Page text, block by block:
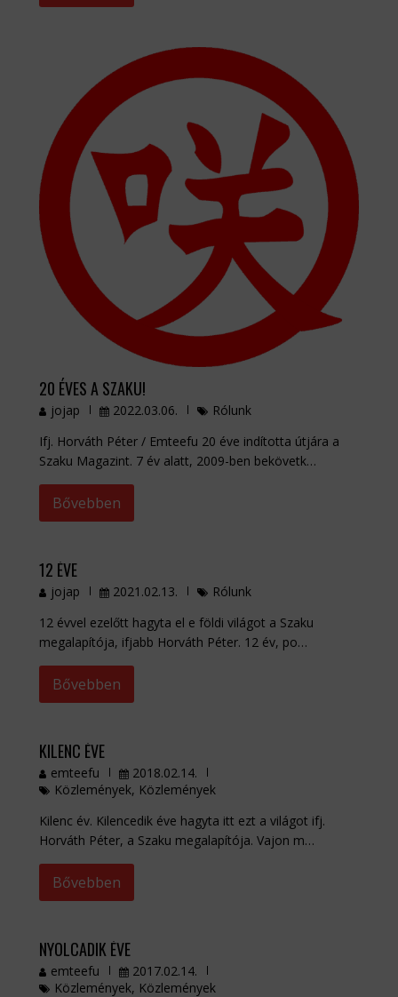
20 ÉVES A SZAKU!
jojap 2022.03.06.
Rólunk
Ifj. Horváth Péter / Emteefu 20 éve indította útjára a
Szaku Magazint. 7 év alatt, 2009-ben bekövetk…
Bővebben
12 ÉVE
jojap 2021.02.13.
Rólunk
12 évvel ezelőtt hagyta el e földi világot a Szaku
megalapítója, ifjabb Horváth Péter. 12 év, po…
Bővebben
KILENC ÉVE
emteefu
2018.02.14.
Közlemények, Közlemények
Kilenc év. Kilencedik éve hagyta itt ezt a világot ifj.
Horváth Péter, a Szaku megalapítója. Vajon m…
Bővebben
NYOLCADIK ÉVE
emteefu
2017.02.14.
Közlemények, Közlemények